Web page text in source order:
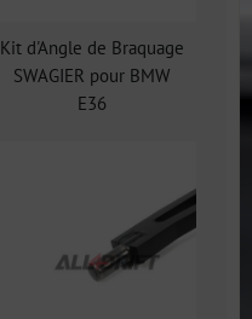
Kit d'Angle de Braquage
SWAGIER pour BMW
E36